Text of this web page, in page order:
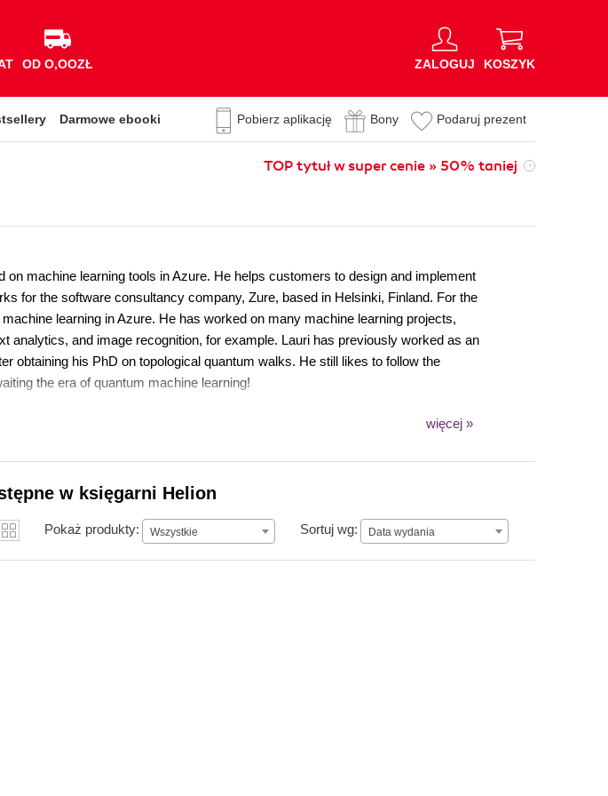
OD O,OOZŁ ZALOGUJ KOSZYK
Darmowe ebooki Pobierz aplikację Bony Podaruj prezent
TOP tytuł w super cenie » 50% taniej
machine learning tools in Azure. He helps customers to design and implement
for the software consultancy company, Zure, based in Helsinki, Finland. For the
learning in Azure. He has worked on many machine learning projects,
analytics, and image recognition, for example. Lauri has previously worked as an
obtaining his PhD on topological quantum walks. He still likes to follow the
the era of quantum machine learning!
więcej »
w księgarni Helion
Pokaż produkty: Wszystkie Sortuj wg: Data wydania
Data wydania